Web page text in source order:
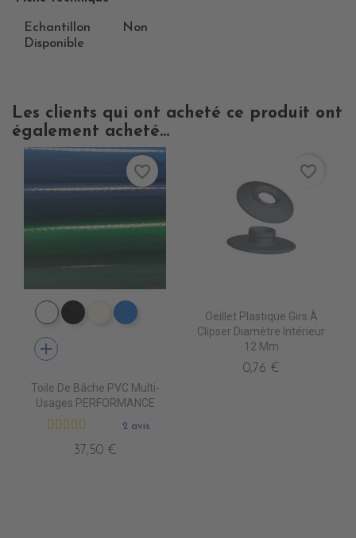
Echantillon
Disponible
Non
Les clients qui ont acheté ce produit ont
également acheté...
PE0400 BLANC
PE0440 NOIR
PE0490 IVOIRE
PE0410 BLEU ROYAL
add
Toile De Bâche PVC Multi-
Usages PERFORMANCE
2 avis
37,50 €
favorite_border
Oeillet Plastique Girs À
Clipser Diamètre Intérieur
12 Mm
0,76 €
favorite_border